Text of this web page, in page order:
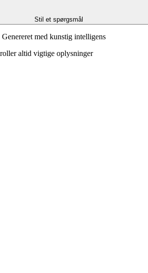
Stil et spørgsmål
med kunstig intelligens
altid vigtige oplysninger